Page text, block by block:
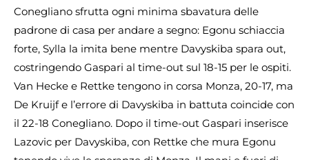
Conegliano sfrutta ogni minima sbavatura delle
padrone di casa per andare a segno: Egonu schiaccia
forte, Sylla la imita bene mentre Davyskiba spara out,
costringendo Gaspari al time-out sul 18-15 per le ospiti.
Van Hecke e Rettke tengono in corsa Monza, 20-17, ma
De Kruijf e l’errore di Davyskiba in battuta coincide con
il 22-18 Conegliano. Dopo il time-out Gaspari inserisce
Lazovic per Davyskiba, con Rettke che mura Egonu